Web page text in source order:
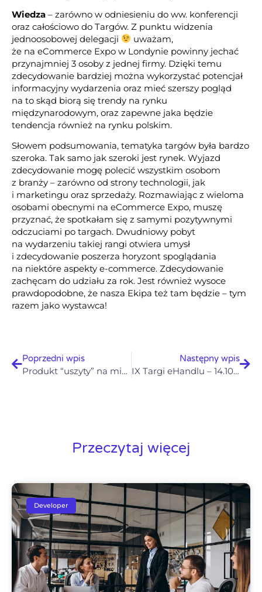
Wiedza – zarówno w odniesieniu do ww. konferencji
oraz całościowo do Targów. Z punktu widzenia
jednoosobowej delegacji
uważam,
że na eCommerce Expo w Londynie powinny jechać
przynajmniej 3 osoby z jednej firmy. Dzięki temu
zdecydowanie bardziej można wykorzystać potencjał
informacyjny wydarzenia oraz mieć szerszy pogląd
na to skąd biorą się trendy na rynku
międzynarodowym, oraz zapewne jaka będzie
tendencja również na rynku polskim.
Słowem podsumowania, tematyka targów była bardzo
szeroka. Tak samo jak szeroki jest rynek. Wyjazd
zdecydowanie mogę polecić wszystkim osobom
z branży – zarówno od strony technologii, jak
i marketingu oraz sprzedaży. Rozmawiając z wieloma
osobami obecnymi na eCommerce Expo, muszę
przyznać, że spotkałam się z samymi pozytywnymi
odczuciami po targach. Dwudniowy pobyt
na wydarzeniu takiej rangi otwiera umysł
i zdecydowanie poszerza horyzont spoglądania
na niektóre aspekty e-commerce. Zdecydowanie
zachęcam do udziału za rok. Jest również wysoce
prawdopodobne, że nasza Ekipa też tam będzie – tym
razem jako wystawca!
Poprzedni wpis
Produkt “uszyty” na miarę Klienta, czyli słów kilka o personalizacji
Następny wpis
IX Targi eHandlu – 14.10.2015 – Zapraszamy na stoisko B20
Przeczytaj więcej
Developer